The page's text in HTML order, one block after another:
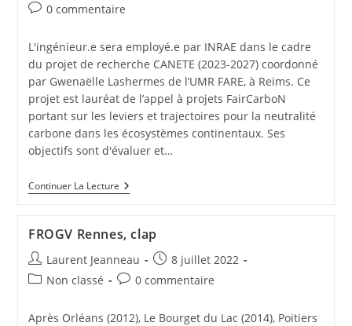
0 commentaire
L'ingénieur.e sera employé.e par INRAE dans le cadre
du projet de recherche CANETE (2023-2027) coordonné
par Gwenaëlle Lashermes de l’UMR FARE, à Reims. Ce
projet est lauréat de l’appel à projets FairCarboN
portant sur les leviers et trajectoires pour la neutralité
carbone dans les écosystèmes continentaux. Ses
objectifs sont d'évaluer et…
Continuer La Lecture
FROGV Rennes, clap
Laurent Jeanneau
8 juillet 2022
Non classé
0 commentaire
Après Orléans (2012), Le Bourget du Lac (2014), Poitiers